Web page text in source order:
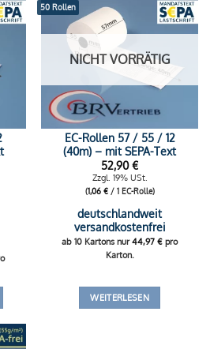
50 Rollen
NICHT VORRÄTIG
EC-Rollen 57 / 55 / 12
(40m) – mit SEPA-Text
52,90€
Zzgl. 19% USt.
(1,06 €/ 1 EC-Rolle)
deutschlandweit
versandkostenfrei
ab 10 Kartons nur44,97€ pro
Karton.
WEITERLESEN